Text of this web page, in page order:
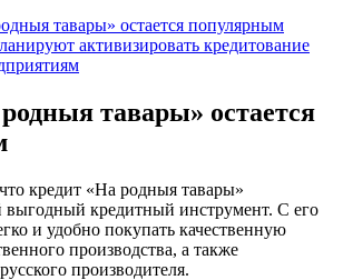
тавары» остается популярным
активизировать кредитование
тавары» остается
кредит «На родныя тавары»
выгодный кредитный инструмент. С его
и удобно покупать качественную
производства, а также
производителя.